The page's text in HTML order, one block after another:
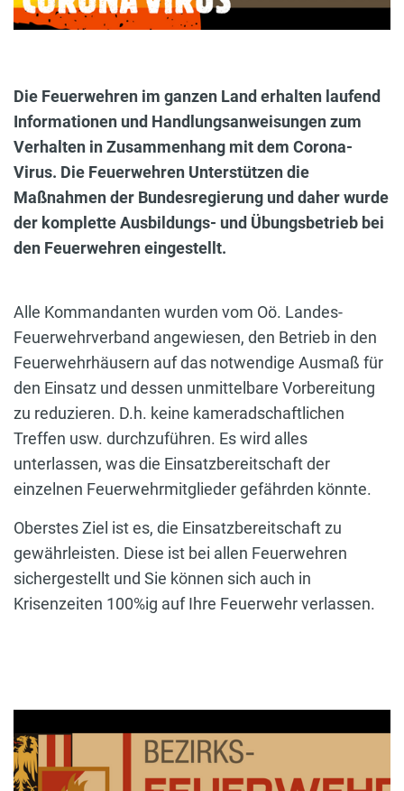
Die Feuerwehren im ganzen Land erhalten laufend
Informationen und Handlungsanweisungen zum
Verhalten in Zusammenhang mit dem Corona-
Virus. Die Feuerwehren Unterstützen die
Maßnahmen der Bundesregierung und daher wurde
der komplette Ausbildungs- und Übungsbetrieb bei
den Feuerwehren eingestellt.
Alle Kommandanten wurden vom Oö. Landes-
Feuerwehrverband angewiesen, den Betrieb in den
Feuerwehrhäusern auf das notwendige Ausmaß für
den Einsatz und dessen unmittelbare Vorbereitung
zu reduzieren. D.h. keine kameradschaftlichen
Treffen usw. durchzuführen. Es wird alles
unterlassen, was die Einsatzbereitschaft der
einzelnen Feuerwehrmitglieder gefährden könnte.
Oberstes Ziel ist es, die Einsatzbereitschaft zu
gewährleisten. Diese ist bei allen Feuerwehren
sichergestellt und Sie können sich auch in
Krisenzeiten 100%ig auf Ihre Feuerwehr verlassen.